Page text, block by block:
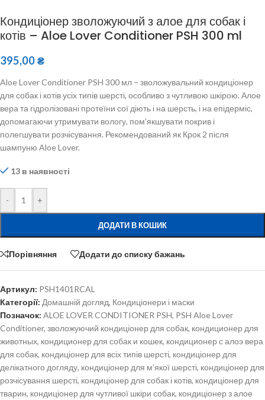
Кондиціонер зволожуючий з алое для собак і
котів – Aloe Lover Conditioner PSH 300 ml
395,00₴
Aloe Lover Conditioner PSH 300 мл – зволожувальний кондиціонер
для собак і котів усіх типів шерсті, особливо з чутливою шкірою. Алое
вера та гідролізовані протеїни сої діють і на шерсть, і на епідерміс,
допомагаючи утримувати вологу, пом’якшувати покрив і
полегшувати розчісування. Рекомендований як Крок 2 після
шампуню Aloe Lover.
13 в наявності
- +
ДОДАТИ В КОШИК
Порівняння Додати до списку бажань
Артикул: PSH1401RCAL
Категорії: Домашній догляд, Кондиціонери і маски
Позначок: ALOE LOVER CONDITIONER PSH, PSH Aloe Lover
Conditioner, зволожуючий кондиціонер для собак, кондиционер для
животных, кондиционер для собак и кошек, кондиционер с алоэ вера
для собак, кондиціонер для всіх типів шерсті, кондиціонер для
делікатного догляду, кондиціонер для м’якої шерсті, кондиціонер для
розчісування шерсті, кондиціонер для собак і котів, кондиціонер для
тварин, кондиціонер для чутливої шкіри собак, кондиціонер з алое